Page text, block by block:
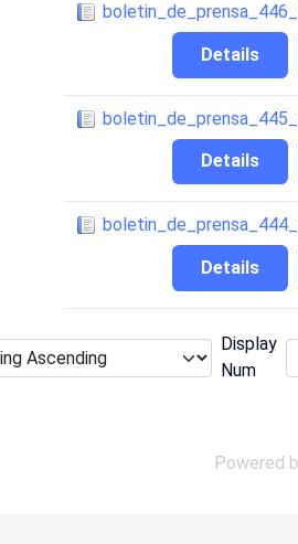
Details
Details
Details
Display
Num
Powered